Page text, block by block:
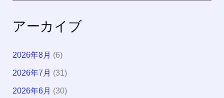
アーカイブ
2026年8月 (6)
2026年7月 (31)
2026年6月 (30)